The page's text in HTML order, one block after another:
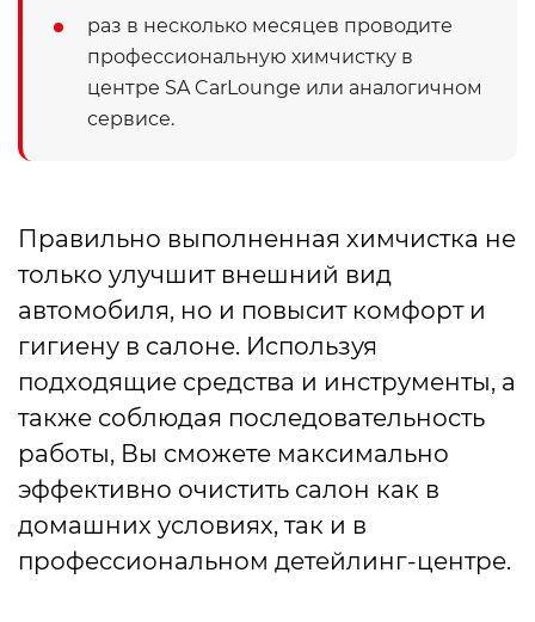
раз в несколько месяцев проводите
профессиональную химчистку в
центре SA CarLounge или аналогичном
сервисе.
Правильно выполненная химчистка не
только улучшит внешний вид
автомобиля, но и повысит комфорт и
гигиену в салоне. Используя
подходящие средства и инструменты, а
также соблюдая последовательность
работы, Вы сможете максимально
эффективно очистить салон как в
домашних условиях, так и в
профессиональном детейлинг-центре.